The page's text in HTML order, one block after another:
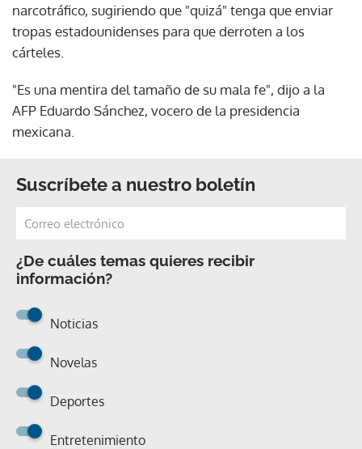
narcotráfico, sugiriendo que "quizá" tenga que enviar
tropas estadounidenses para que derroten a los
cárteles.
"Es una mentira del tamaño de su mala fe", dijo a la
AFP Eduardo Sánchez, vocero de la presidencia
mexicana.
Suscríbete a nuestro boletín
¿De cuáles temas quieres recibir
información?
Noticias
Novelas
Deportes
Entretenimiento